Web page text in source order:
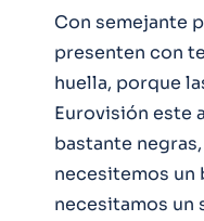
Con semejante
presenten con
huella, porque
Eurovisión este
bastante
necesitemos un
necesitamos un